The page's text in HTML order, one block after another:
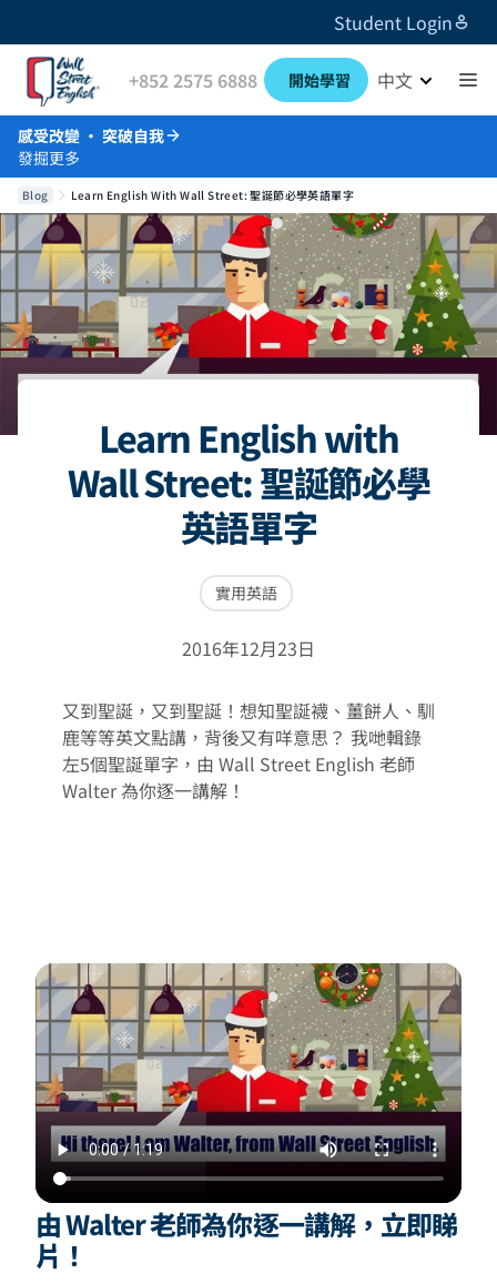
Student Login
+852 2575 6888 開始學習 中文
感受改變 · 突破自我
發掘更多
Blog Learn English With Wall Street: 聖誕節必學英語單字
Learn English with
Wall Street: 聖誕節必學
英語單字
實用英語
2016年12月23日
又到聖誕，又到聖誕！想知聖誕襪、薑餅人、馴
鹿等等英文點講，背後又有咩意思？ 我哋輯錄
左5個聖誕單字，由 Wall Street English 老師
Walter 為你逐一講解！
由 Walter 老師為你逐一講解，立即睇
片！